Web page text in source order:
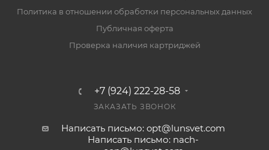
Политика в отношении обработки персональных данных
Публичная оферта
Проверка наличия картриджей
+7 (924) 222-28-58
ЗАКАЗАТЬ ЗВОНОК
Написать письмо: opt@lunsvet.com
Написать письмо: nach-